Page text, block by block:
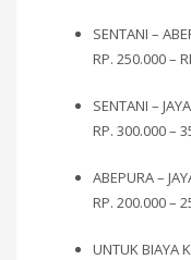
SENTANI –
RP. 250.000 –
SENTANI –
RP. 300.000 –
ABEPURA –
RP. 200.000 –
UNTUK BIAYA